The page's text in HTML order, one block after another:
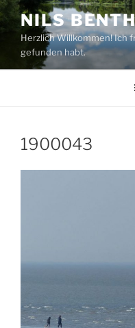
Zum
Inhalt
springen
NILS
Herzlich Willkommen! Ich
gefunden habt.
1900043